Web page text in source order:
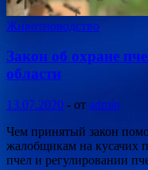
Животноводство
Закон об охране
области
13.07.2020 - от admin
Чем принятый закон
жалобщикам на кусачих
пчел и регулировании